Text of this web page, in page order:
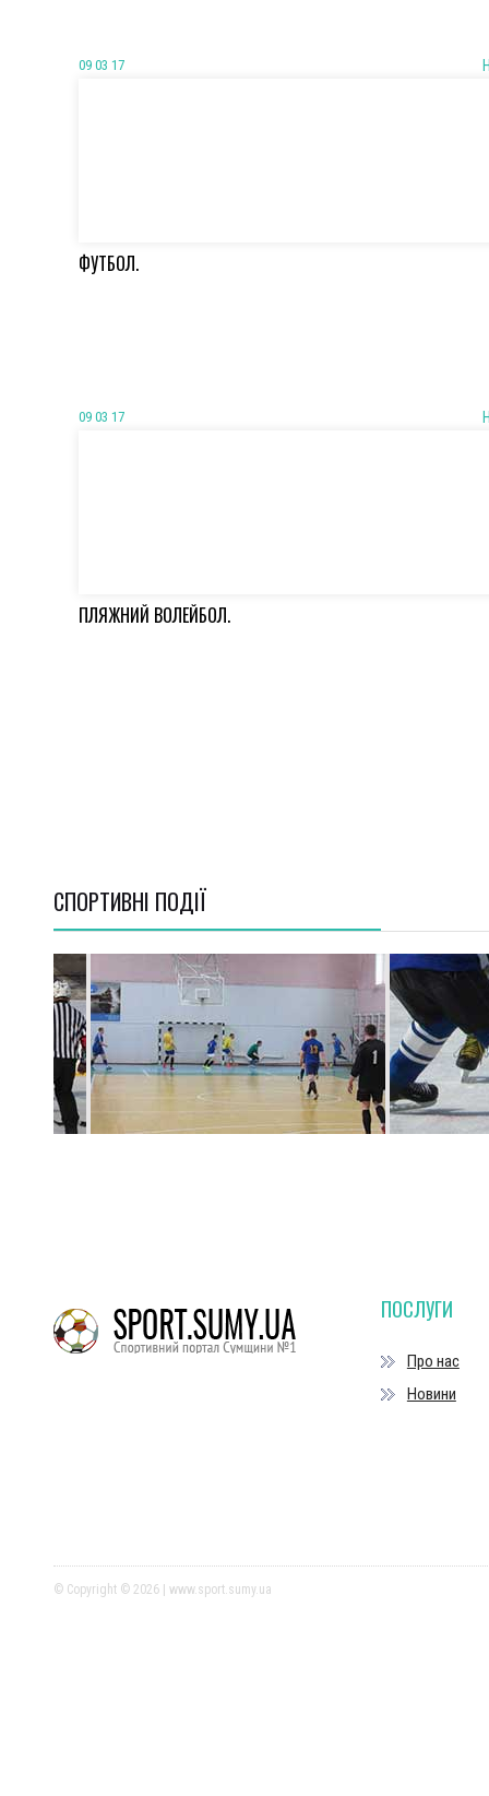
09 03 17
ФУТБОЛ.
09 03 17
ПЛЯЖНИЙ ВОЛЕЙБОЛ.
СПОРТИВНI ПОДІЇ
ПОСЛУГИ
Про нас
Новини
© Copyright © 2026 | www.sport.sumy.ua